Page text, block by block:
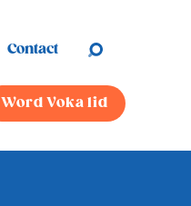
Contact
Word Voka lid